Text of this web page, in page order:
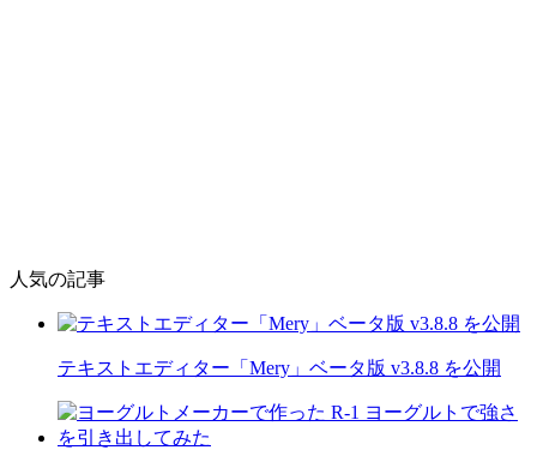
人気の記事
テキストエディター「Mery」ベータ版 v3.8.8 を公開